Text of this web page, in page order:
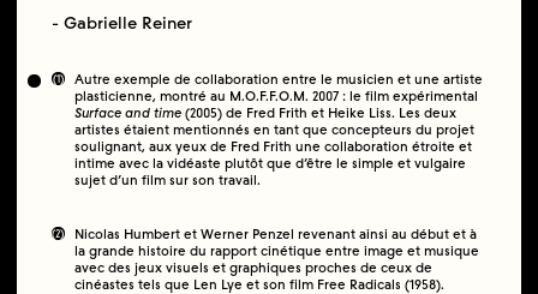
- Gabrielle Reiner
(1)
Autre exemple de collaboration entre le musicien et une artiste
plasticienne, montré au M.O.F.F.O.M. 2007 : le film expérimental
Surface and time (2005) de Fred Frith et Heike Liss. Les deux
artistes étaient mentionnés en tant que concepteurs du projet
soulignant, aux yeux de Fred Frith une collaboration étroite et
intime avec la vidéaste plutôt que d’être le simple et vulgaire
sujet d’un film sur son travail.
(2)
Nicolas Humbert et Werner Penzel revenant ainsi au début et à
la grande histoire du rapport cinétique entre image et musique
avec des jeux visuels et graphiques proches de ceux de
cinéastes tels que Len Lye et son film Free Radicals (1958).